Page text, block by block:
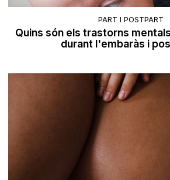
PART I POSTPART
Quins són els trastorns
durant l'embaràs i